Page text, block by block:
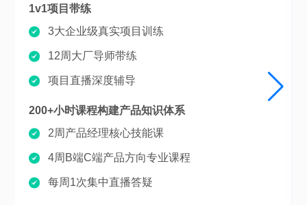
1v1项目带练
3大企业级真实项目训练
12周大厂导师带练
项目直播深度辅导
200+小时课程构建产品知识体系
2周产品经理核心技能课
4周B端C端产品方向专业课程
每周1次集中直播答疑